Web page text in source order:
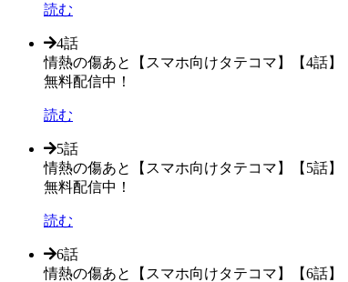
読む
4話
情熱の傷あと【スマホ向けタテコマ】【4話】
無料配信中！
読む
5話
情熱の傷あと【スマホ向けタテコマ】【5話】
無料配信中！
読む
6話
情熱の傷あと【スマホ向けタテコマ】【6話】